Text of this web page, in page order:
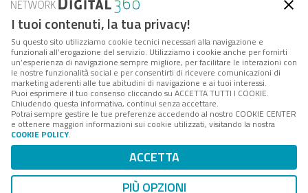
Forumpa.itè una pubblicazione telematica iscritta
presso Registro della stampa del Tribunale di Roma -
Reg. n. 182 del 2 maggio 2008 - Direttore resp. Michela
Stentella
FPA s.r.l. è società soggetta a Direzione e
Coordinamento da parte di Digital360 S.p.A. - FPA s.r.l.
è un'azienda certificata per il sistema di management
Codice Fiscale/Partita IVA n. 10693191008 - R.E.A. Roma
n. 1249791. ISP AWS
Mappa del sito
I tuoi contenuti, la tua privacy!
Su questo sito utilizziamo cookie tecnici necessari alla navigazione e
funzionali all’erogazione del servizio. Utilizziamo i cookie anche per fornirti
un’esperienza di navigazione sempre migliore, per facilitare le interazioni con
le nostre funzionalità social e per consentirti di ricevere comunicazioni di
marketing aderenti alle tue abitudini di navigazione e ai tuoi interessi.
Puoi esprimere il tuo consenso cliccando su ACCETTA TUTTI I COOKIE.
Chiudendo questa informativa, continui senza accettare.
Potrai sempre gestire le tue preferenze accedendo al nostro COOKIE CENTER
e ottenere maggiori informazioni sui cookie utilizzati, visitando la nostra
COOKIE POLICY.
ACCETTA
PIÙ OPZIONI